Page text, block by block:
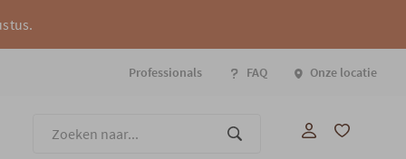
Professionals FAQ Onze locatie